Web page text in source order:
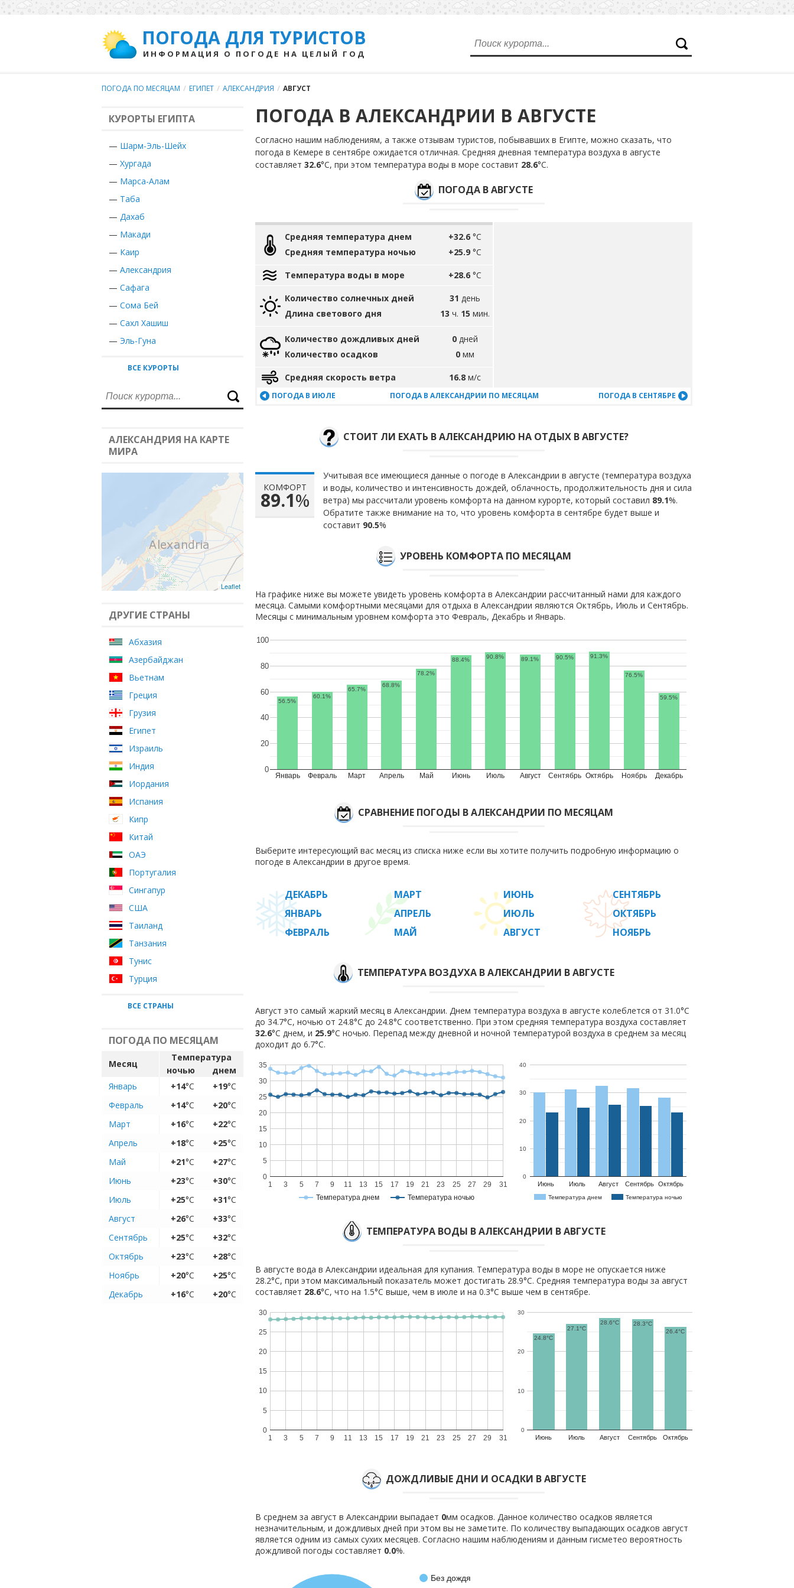
ПОГОДА ДЛЯ ТУРИСТОВ
ИНФОРМАЦИЯ О ПОГОДЕ НА ЦЕЛЫЙ ГОД
ПОГОДА ПО МЕСЯЦАМ / ЕГИПЕТ / АЛЕКСАНДРИЯ / АВГУСТ
КУРОРТЫ ЕГИПТА
— Шарм-Эль-Шейх
— Хургада
— Марса-Алам
— Таба
— Дахаб
— Макади
— Каир
— Александрия
— Сафага
— Сома Бей
— Сахл Хашиш
— Эль-Гуна
ВСЕ КУРОРТЫ
АЛЕКСАНДРИЯ НА КАРТЕ
МИРА
Leaflet
ДРУГИЕ СТРАНЫ
Абхазия
Азербайджан
Вьетнам
Греция
Грузия
Египет
Израиль
Индия
Иордания
Испания
Кипр
Китай
ОАЭ
Португалия
Сингапур
США
Таиланд
Танзания
Тунис
Турция
ВСЕ СТРАНЫ
ПОГОДА ПО МЕСЯЦАМ
Месяц
Температура
ночью
днем
Январь
+14°C +19°C
Февраль
+14°C +20°C
Март
+16°C +22°C
Апрель
+18°C +25°C
Май
+21°C +27°C
Июнь
+23°C +30°C
Июль
+25°C +31°C
Август
+26°C +33°C
Сентябрь
+25°C +32°C
Октябрь
+23°C +28°C
Ноябрь
+20°C +25°C
Декабрь
+16°C +20°C
ПОГОДА В АЛЕКСАНДРИИ В АВГУСТЕ
Согласно нашим наблюдениям, а также отзывам туристов, побывавших в Египте, можно сказать, что
погода в Кемере в сентябре ожидается отличная. Средняя дневная температура воздуха в августе
составляет 32.6°С, при этом температура воды в море составит 28.6°С.
ПОГОДА В АВГУСТЕ
Средняя температура днем
Средняя температура ночью
+32.6 °C
+25.9 °C
Температура воды в море +28.6 °C
Количество солнечных дней
Длина светового дня
31 день
13 ч. 15 мин.
Количество дождливых дней
Количество осадков
0 дней
0 мм
Средняя скорость ветра 16.8 м/с
ПОГОДА В ИЮЛЕ ПОГОДА В АЛЕКСАНДРИИ ПО МЕСЯЦАМ ПОГОДА В СЕНТЯБРЕ
СТОИТ ЛИ ЕХАТЬ В АЛЕКСАНДРИЮ НА ОТДЫХ В АВГУСТЕ?
КОМФОРТ
89.1%
Учитывая все имеющиеся данные о погоде в Александрии в августе (температура воздуха
и воды, количество и интенсивность дождей, облачность, продолжительность дня и сила
ветра) мы рассчитали уровень комфорта на данном курорте, который составил 89.1%.
Обратите также внимание на то, что уровень комфорта в сентябре будет выше и
составит 90.5%
УРОВЕНЬ КОМФОРТА ПО МЕСЯЦАМ
На графике ниже вы можете увидеть уровень комфорта в Александрии рассчитанный нами для каждого
месяца. Самыми комфортными месяцами для отдыха в Александрии являются Октябрь, Июль и Сентябрь.
Месяцы с минимальным уровнем комфорта это Февраль, Декабрь и Январь.
Январь Февраль Март Апрель Май Июнь Июль Август Сентябрь Октябрь Ноябрь Декабрь
0
20
40
60
80
100
56.5%
60.1%
65.7%
68.8%
78.2%
88.4% 90.8% 89.1% 90.5% 91.3%
76.5%
59.5%
СРАВНЕНИЕ ПОГОДЫ В АЛЕКСАНДРИИ ПО МЕСЯЦАМ
Выберите интересующий вас месяц из списка ниже если вы хотите получить подробную информацию о
погоде в Александрии в другое время.
ДЕКАБРЬ
ЯНВАРЬ
ФЕВРАЛЬ
МАРТ
АПРЕЛЬ
МАЙ
ИЮНЬ
ИЮЛЬ
АВГУСТ
СЕНТЯБРЬ
ОКТЯБРЬ
НОЯБРЬ
ТЕМПЕРАТУРА ВОЗДУХА В АЛЕКСАНДРИИ В АВГУСТЕ
Август это самый жаркий месяц в Александрии. Днем температура воздуха в августе колеблется от 31.0°C
до 34.7°C, ночью от 24.8°C до 24.8°C соответственно. При этом средняя температура воздуха составляет
32.6°C днем, и 25.9°C ночью. Перепад между дневной и ночной температурой воздуха в среднем за месяц
доходит до 6.7°С.
Температура днем Температура ночью
1 3 5 7 9 11 13 15 17 19 21 23 25 27 29 31
0
5
10
15
20
25
30
35
Температура днем Температура ночью
Июнь Июль Август Сентябрь Октябрь
0
10
20
30
40
ТЕМПЕРАТУРА ВОДЫ В АЛЕКСАНДРИИ В АВГУСТЕ
В августе вода в Александрии идеальная для купания. Температура воды в море не опускается ниже
28.2°C, при этом максимальный показатель может достигать 28.9°C. Средняя температура воды за август
составляет 28.6°C, что на 1.5°C выше, чем в июле и на 0.3°C выше чем в сентябре.
1 3 5 7 9 11 13 15 17 19 21 23 25 27 29 31
0
5
10
15
20
25
30
Июнь Июль Август Сентябрь Октябрь
0
10
20
30
24.8°C
27.1°C
28.6°C
28.3°C
26.4°C
ДОЖДЛИВЫЕ ДНИ И ОСАДКИ В АВГУСТЕ
В среднем за август в Александрии выпадает 0мм осадков. Данное количество осадков является
незначительным, и дождливых дней при этом вы не заметите. По количеству выпадающих осадков август
является одним из самых сухих месяцев. Согласно нашим наблюдениям и данным гисметео вероятность
дождливой погоды составляет 0.0%.
Без дождя